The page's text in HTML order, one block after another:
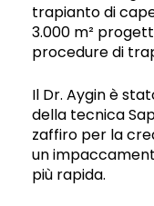
trapianto di
3.000 m²
procedure di
Il Dr. Aygin è
della tecnica
zaffiro per la
un
più rapida.